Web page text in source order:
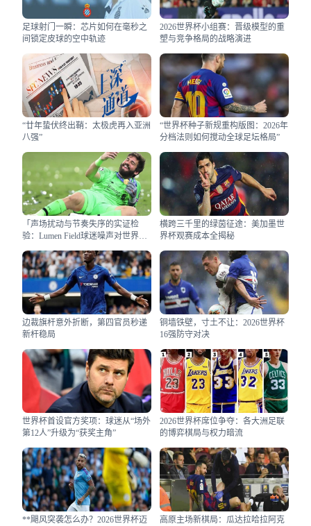
足球射门一瞬：芯片如何在毫秒之
间锁定皮球的空中轨迹
2026世界杯小组赛：晋级模型的重
塑与竞争格局的战略演进
“廿年蛰伏终出鞘：太极虎再入亚洲
八强”
“世界杯种子新规重构版图：2026年
分档法则如何搅动全球足坛格局”
「声场扰动与节奏失序的实证检
验：Lumen Field球迷噪声对世界杯
究」
横跨三千里的绿茵征途：美加墨世
界杯观赛成本全揭秘
边裁旗杆意外折断，第四官员秒递
新杆稳局
铜墙铁壁，寸土不让：2026世界杯
16强防守对决
世界杯首设官方奖项：球迷从“场外
第12人”升级为“获奖主角”
2026世界杯席位争夺：各大洲足联
的博弈棋局与权力暗流
**飓风突袭怎么办？2026世界杯迈
高原主场新棋局：瓜达拉哈拉阿克